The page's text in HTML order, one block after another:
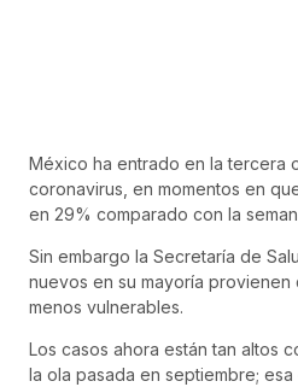
México ha entrado en la tercera
coronavirus, en momentos en
en 29% comparado con la
Sin embargo la Secretaría de
nuevos en su mayoría
menos vulnerables.
Los casos ahora están tan altos
la ola pasada en septiembre;